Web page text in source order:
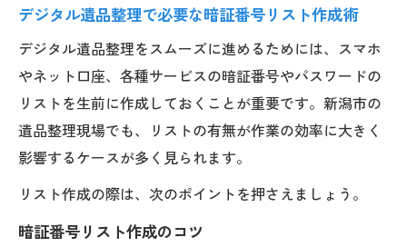
例
暗証番号やパスワードを安全に残すポイン
ト
スマホのロック解除手順をエンディングノ
ートで伝える方法
デジタル終活におけるエンディングノート
活用法
家族が困らないための情報整理と記録方法
デジタル遺品整理で必要な暗証番号リスト作成術
デジタル遺品整理をスムーズに進めるためには、スマホ
やネット口座、各種サービスの暗証番号やパスワードの
リストを生前に作成しておくことが重要です。新潟市の
遺品整理現場でも、リストの有無が作業の効率に大きく
影響するケースが多く見られます。
リスト作成の際は、次のポイントを押さえましょう。
暗証番号リスト作成のコツ